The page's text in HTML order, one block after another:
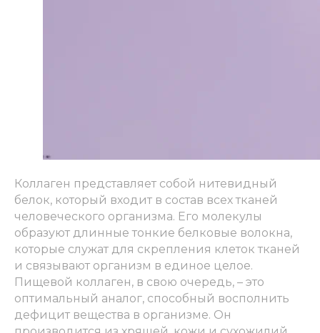
Коллаген представляет собой нитевидный
белок, который входит в состав всех тканей
человеческого организма. Его молекулы
образуют длинные тонкие белковые волокна,
которые служат для скрепления клеток тканей
и связывают организм в единое целое.
Пищевой коллаген, в свою очередь, – это
оптимальный аналог, способный восполнить
дефицит вещества в организме. Он